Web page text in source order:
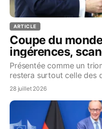
ARTICLE
Coupe du
ingérences,
football
Présentée comme un
restera surtout celle des
excès du football
28 juillet 2026